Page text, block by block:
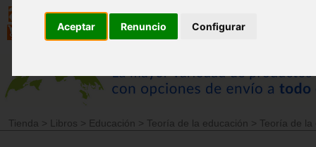
Aceptar Renuncio Configurar
Tienda > Libros > Educación > Teoría de la educación > Teoría de la